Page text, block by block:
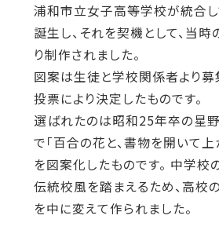
昭和41年 3月
体育館増築。（152坪）
昭和41年 7月変
浦和市立女子高等学校が統合
誕生し、それを契機として、当
り制作されました。
図案は生徒と学校関係者より募
投票により決定したものです。
選ばれたのは昭和25年卒の星
で「百合の花と、書物を開いて上
を図案化したものです。 中学校
伝統校風を踏まえるため、高校
を中に変えて作られました。